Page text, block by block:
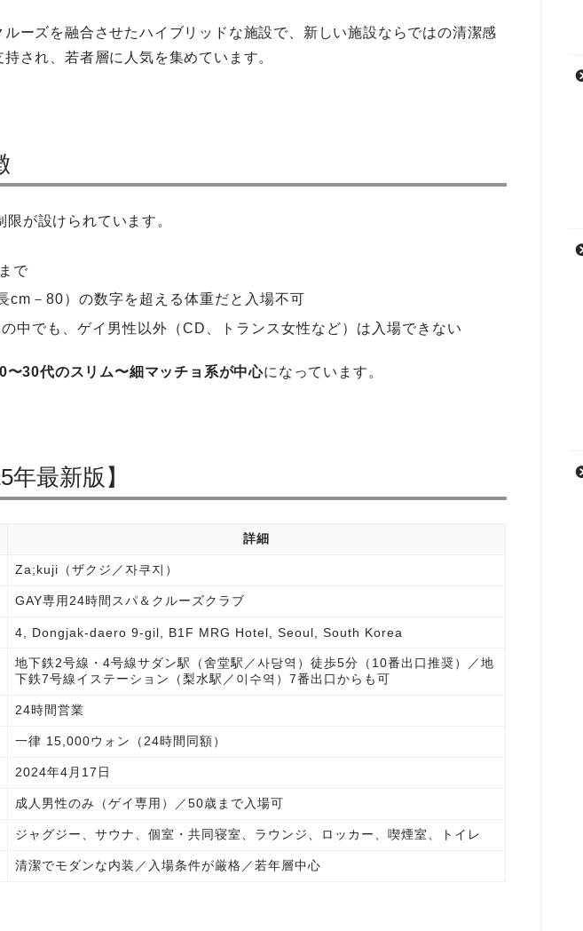
ルーズを融合させたハイブリッドな施設で、新しい施設ならではの清潔感
され、若者層に人気を集めています。
が設けられています。
で
cm－80）の数字を超える体重だと入場不可
中でも、ゲイ男性以外（CD、トランス女性など）は入場できない
〜30代のスリム〜細マッチョ系が中心になっています。
最新版】
詳細
Za;kuji（ザクジ／자쿠지）
GAY専用24時間スパ＆クルーズクラブ
4, Dongjak-daero 9-gil, B1F MRG Hotel, Seoul, South Korea
地下鉄2号線・4号線サダン駅（舍堂駅／사당역）徒歩5分（10番出口推奨）／地
下鉄7号線イステーション（梨水駅／이수역）7番出口からも可
24時間営業
一律 15,000ウォン（24時間同額）
2024年4月17日
成人男性のみ（ゲイ専用）／50歳まで入場可
ジャグジー、サウナ、個室・共同寝室、ラウンジ、ロッカー、喫煙室、トイレ
清潔でモダンな内装／入場条件が厳格／若年層中心